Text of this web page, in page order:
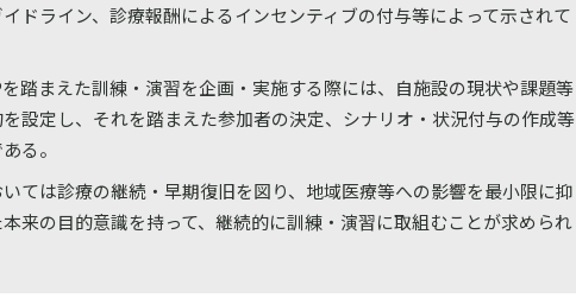
ドライン、診療報酬によるインセンティブの付与等によって示されて
踏まえた訓練・演習を企画・実施する際には、自施設の現状や課題等
設定し、それを踏まえた参加者の決定、シナリオ・状況付与の作成等
る。
ては診療の継続・早期復旧を図り、地域医療等への影響を最小限に抑
来の目的意識を持って、継続的に訓練・演習に取組むことが求められ